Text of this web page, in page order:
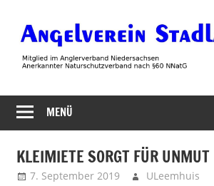
Inhalt
springen
MENÜ
KLEIMIETE SORGT FÜR UNMUT
7. September 2019 ULeemhuis